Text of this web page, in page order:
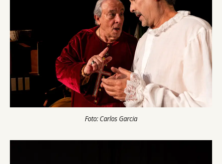
Foto: Carlos Garcia